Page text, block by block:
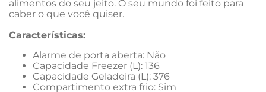
alimentos do seu jeito. O seu mundo foi feito para
caber o que você quiser.
Características:
Alarme de porta aberta: Não
Capacidade Freezer (L): 136
Capacidade Geladeira (L): 376
Compartimento extra frio: Sim